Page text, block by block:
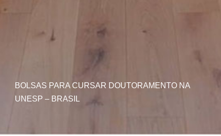
BOLSAS PARA CURSAR DOUTORAMENTO NA
UNESP – BRASIL